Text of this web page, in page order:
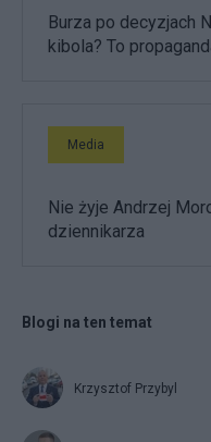
Burza po decyzjach
kibola? To
Media
Nie żyje Andrzej
dziennikarza
Blogi na ten temat
Krzysztof Przybyl